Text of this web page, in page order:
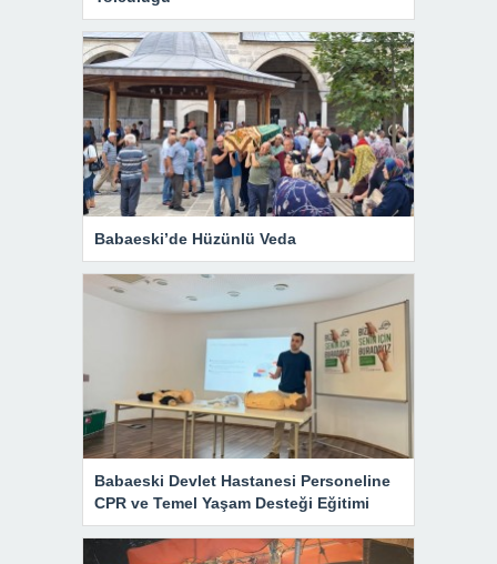
Babaeski’de Hüzünlü Veda
Babaeski Devlet Hastanesi Personeline
CPR ve Temel Yaşam Desteği Eğitimi